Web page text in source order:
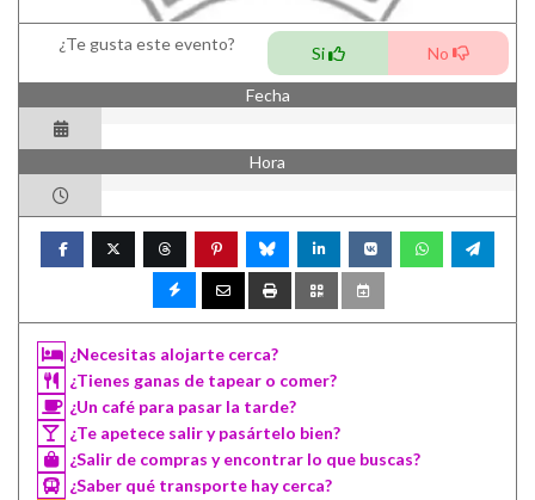
¿Te gusta este evento? Si No
Fecha
Hora
¿Necesitas alojarte cerca?
¿Tienes ganas de tapear o comer?
¿Un café para pasar la tarde?
¿Te apetece salir y pasártelo bien?
¿Salir de compras y encontrar lo que buscas?
¿Saber qué transporte hay cerca?